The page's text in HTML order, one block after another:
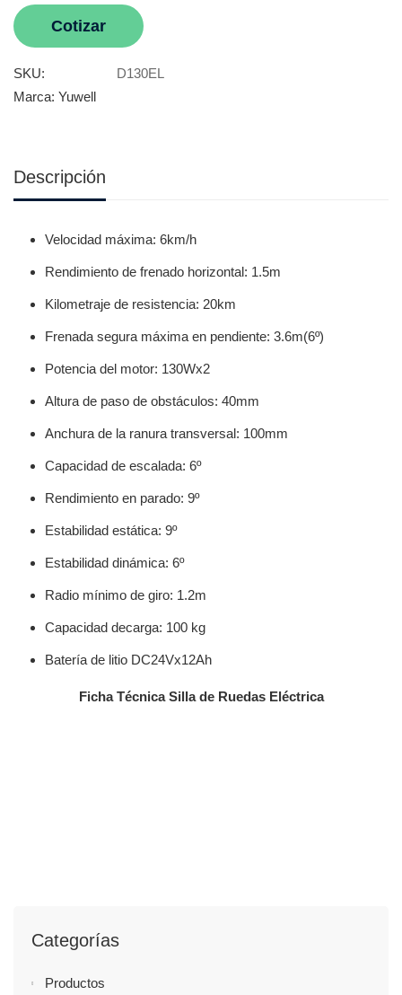
Categorías
Productos
Cotizar
SKU:
D130EL
Marca: Yuwell
Descripción
Velocidad máxima: 6km/h
Rendimiento de frenado horizontal: 1.5m
Kilometraje de resistencia: 20km
Frenada segura máxima en pendiente: 3.6m(6º)
Potencia del motor: 130Wx2
Altura de paso de obstáculos: 40mm
Anchura de la ranura transversal: 100mm
Capacidad de escalada: 6º
Rendimiento en parado: 9º
Estabilidad estática: 9º
Estabilidad dinámica: 6º
Radio mínimo de giro: 1.2m
Capacidad decarga: 100 kg
Batería de litio DC24Vx12Ah
Ficha Técnica Silla de Ruedas Eléctrica